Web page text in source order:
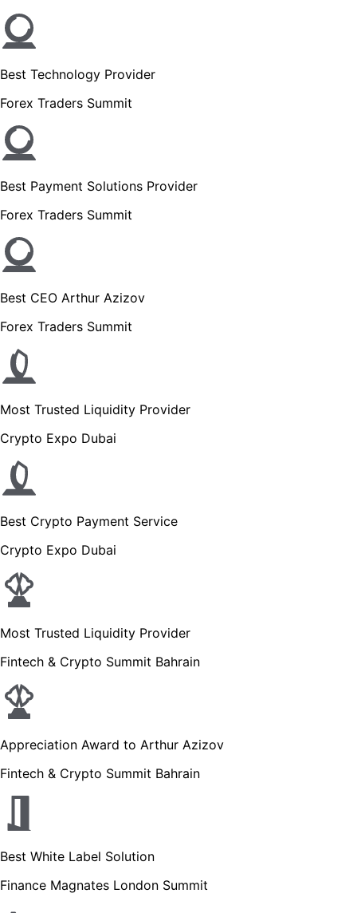
Best Technology Provider
Forex Traders Summit
Best Payment Solutions Provider
Forex Traders Summit
Best CEO Arthur Azizov
Forex Traders Summit
Most Trusted Liquidity Provider
Crypto Expo Dubai
Best Crypto Payment Service
Crypto Expo Dubai
Most Trusted Liquidity Provider
Fintech & Crypto Summit Bahrain
Appreciation Award to Arthur Azizov
Fintech & Crypto Summit Bahrain
Best White Label Solution
Finance Magnates London Summit